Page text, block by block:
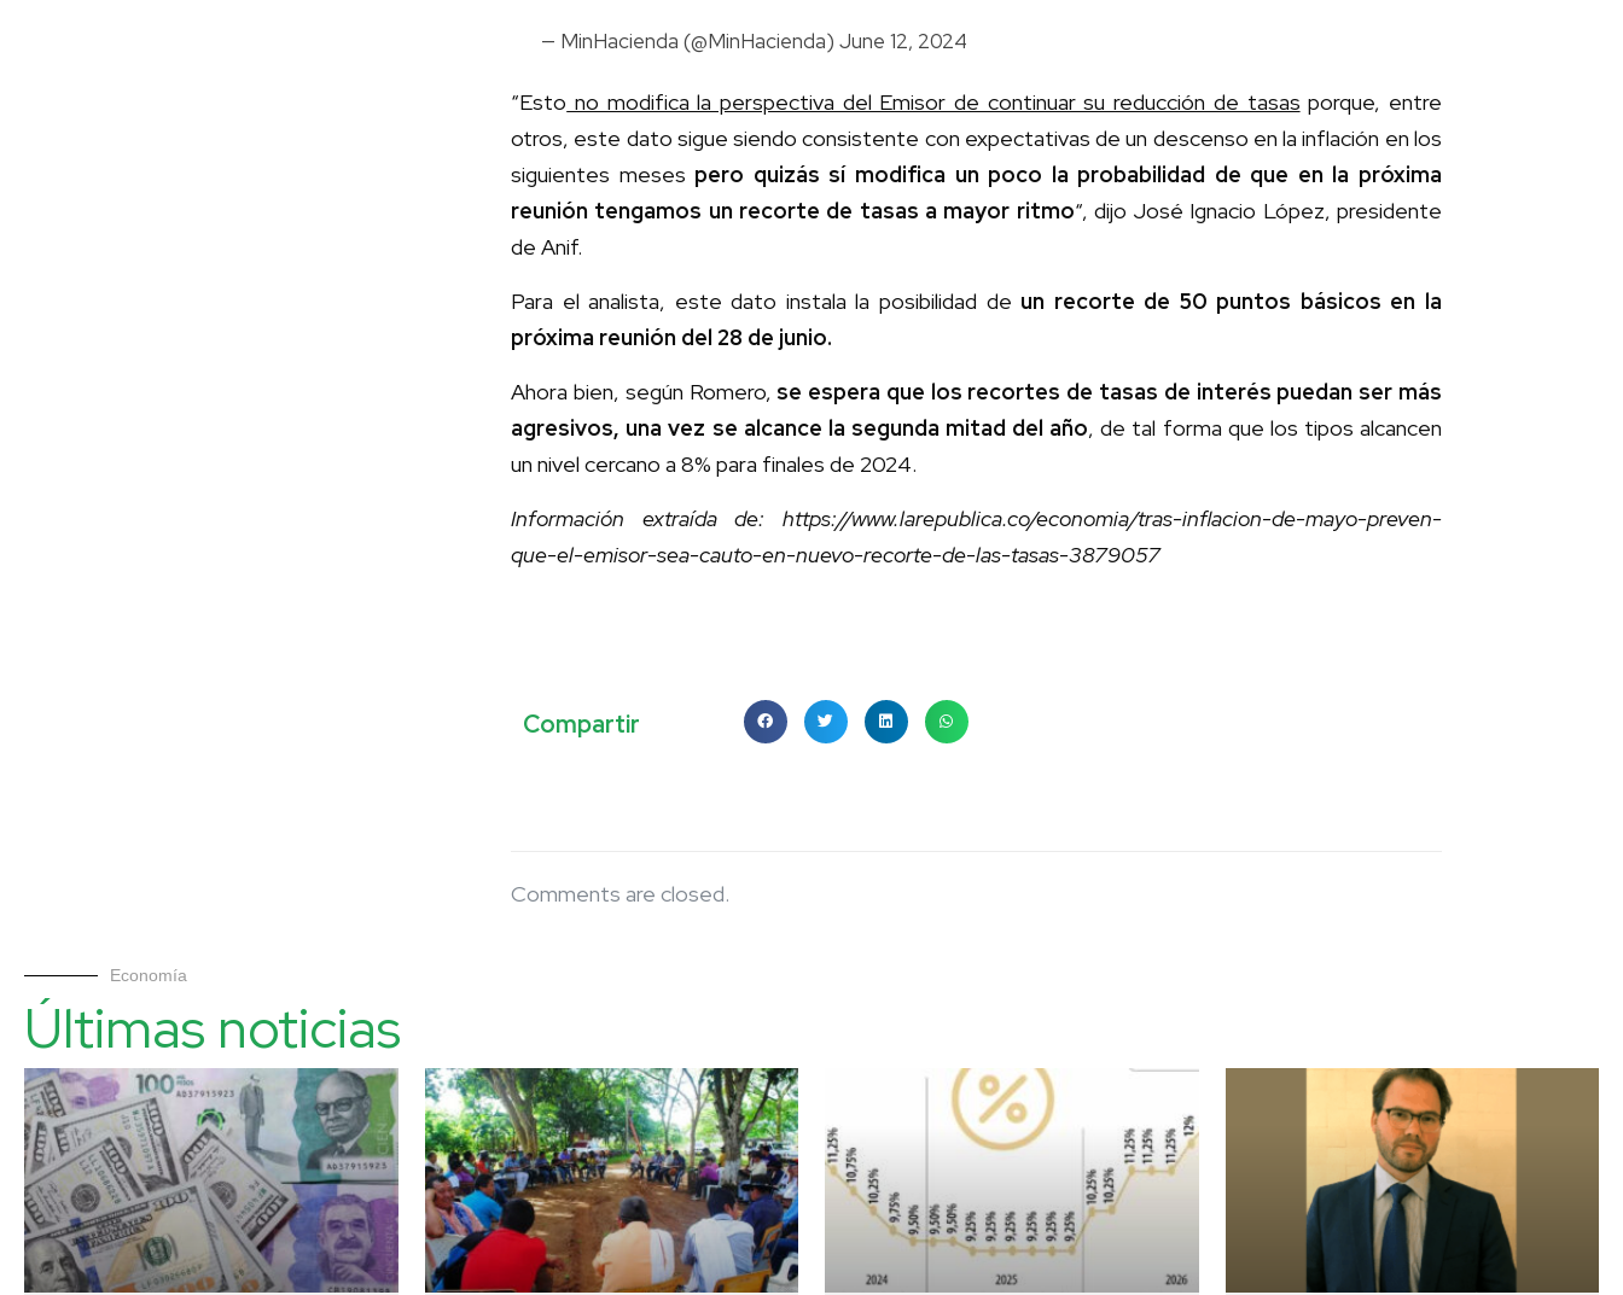
— MinHacienda (@MinHacienda)June 12, 2024
“Esto no modifica la perspectiva del Emisor de continuar su reducción de tasas porque, entre
otros, este dato sigue siendo consistente con expectativas de un descenso en la inflación en los
siguientes meses pero quizás sí modifica un poco la probabilidad de que en la próxima
reunión tengamos un recorte de tasas a mayor ritmo“, dijo José Ignacio López, presidente
de Anif.
Para el analista, este dato instala la posibilidad de un recorte de 50 puntos básicos en la
próxima reunión del 28 de junio.
Ahora bien, según Romero, se espera que los recortes de tasas de interés puedan ser más
agresivos, una vez se alcance la segunda mitad del año, de tal forma que los tipos alcancen
un nivel cercano a 8% para finales de 2024.
Información extraída de: https://www.larepublica.co/economia/tras-inflacion-de-mayo-preven-
que-el-emisor-sea-cauto-en-nuevo-recorte-de-las-tasas-3879057
Compartir
Comments are closed.
Economía
Últimas noticias